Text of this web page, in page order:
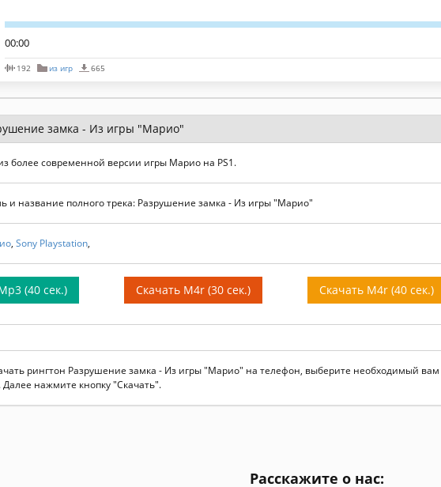
00:00
192 из игр 665
замка - Из игры "Марио"
более современной версии игры Марио на PS1.
и название полного трека: Разрушение замка - Из игры "Марио"
, Sony Playstation,
(40 сек.) Скачать M4r (30 сек.) Скачать M4r (40 сек.)
рингтон Разрушение замка - Из игры "Марио" на телефон, выберите необходимый вам
нажмите кнопку "Скачать".
Расскажите о нас: